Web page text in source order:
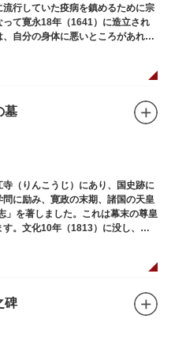
行していた疫病を鎮めるために宗
て寛永18年（1641）に造立され
自分の身体に悪いところがあれ
気が治ると信仰されています。
墓
（りんこうじ）にあり、国史跡に
に励み、寛政の末期、諸国の天皇
」を著しました。これは幕末の尊皇
。文化10年（1813）に没し、高
一人にあげられています。
碑